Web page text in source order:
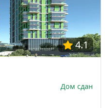
4.1
Дом сдан